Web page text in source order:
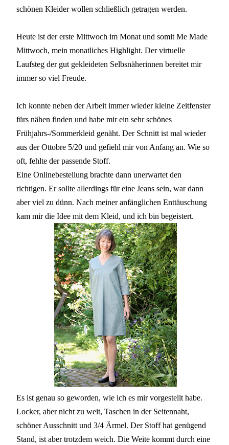
schönen Kleider wollen schließlich getragen werden.
Heute ist der erste Mittwoch im Monat und somit Me Made
Mittwoch, mein monatliches Highlight. Der virtuelle
Laufsteg der gut gekleideten Selbsnäherinnen bereitet mir
immer so viel Freude.
Ich konnte neben der Arbeit immer wieder kleine Zeitfenster
fürs nähen finden und habe mir ein sehr schönes
Frühjahrs-/Sommerkleid genäht. Der Schnitt ist mal wieder
aus der Ottobre 5/20 und gefiehl mir von Anfang an. Wie so
oft, fehlte der passende Stoff.
Eine Onlinebestellung brachte dann unerwartet den
richtigen. Er sollte allerdings für eine Jeans sein, war dann
aber viel zu dünn. Nach meiner anfänglichen Enttäuschung
kam mir die Idee mit dem Kleid, und ich bin begeistert.
Es ist genau so geworden, wie ich es mir vorgestellt habe.
Locker, aber nicht zu weit, Taschen in der Seitennaht,
schöner Ausschnitt und 3/4 Ärmel. Der Stoff hat genügend
Stand, ist aber trotzdem weich. Die Weite kommt durch eine